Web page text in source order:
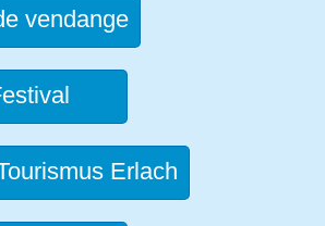
vendange
Erlach